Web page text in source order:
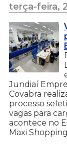
terça-feira,
Jundiaí
Covabra
processo
vagas para
acontece no
Maxi